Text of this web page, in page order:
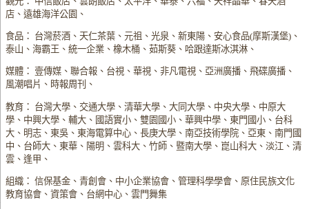
店、遠雄海洋公園、
食品： 台灣菸酒、天仁茶葉、元祖、光泉、新東陽、安心食品(摩斯漢堡)、
泰山、海霸王、統一企業、橡木桶、茹斯葵、哈跟達斯冰淇淋、
媒體： 壹傳媒、聯合報、台視、華視、非凡電視、亞洲廣播、飛碟廣播、
風潮唱片、時報周刊、
教育： 台灣大學、交通大學、清華大學、大同大學、中央大學、中原大
學、中興大學、輔大、國語實小、雙園國小、華興中學、東門國小、台科
大、明志、東吳、東海電算中心、長庚大學、南亞技術學院、亞東、南門國
中、台師大、東華、陽明、雲科大、竹師、暨南大學、崑山科大、淡江、清
雲、逢甲、
組織： 信保基金、青創會、中小企業協會、管理科學學會、原住民族文化
教育協會、資策會、台網中心、雲門舞集